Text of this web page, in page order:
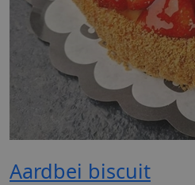
Aardbei biscuit